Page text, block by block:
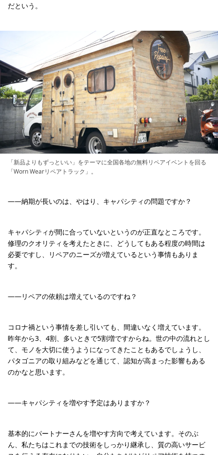
だという。
「新品よりもずっといい」をテーマに全国各地の無料リペアイベントを回る
「Worn Wearリペアトラック」。
——納期が長いのは、やはり、キャパシティの問題ですか？
キャパシティが間に合っていないというのが正直なところです。
修理のクオリティを考えたときに、どうしてもある程度の時間は
必要ですし、リペアのニーズが増えているという事情もありま
す。
——リペアの依頼は増えているのですね？
コロナ禍という事情を差し引いても、間違いなく増えています。
昨年から3、4割、多いときで5割増ですからね。世の中の流れとし
て、モノを大切に使うようになってきたこともあるでしょうし、
パタゴニアの取り組みなどを通じて、認知が高まった影響もある
のかなと思います。
——キャパシティを増やす予定はありますか？
基本的にパートナーさんを増やす方向で考えています。そのぶ
ん、私たちはこれまでの技術をしっかり継承し、質の高いサービ